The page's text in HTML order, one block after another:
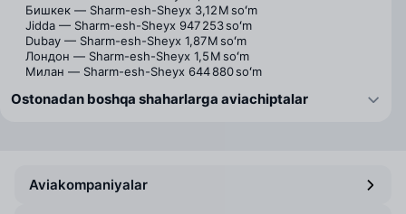
Бишкек — Sharm-esh-Sheyx 3,12 M soʻm
Jidda — Sharm-esh-Sheyx 947 253 soʻm
Dubay — Sharm-esh-Sheyx 1,87 M soʻm
Лондон — Sharm-esh-Sheyx 1,5 M soʻm
Милан — Sharm-esh-Sheyx 644 880 soʻm
Ostonadan boshqa shaharlarga aviachiptalar
Aviakompaniyalar